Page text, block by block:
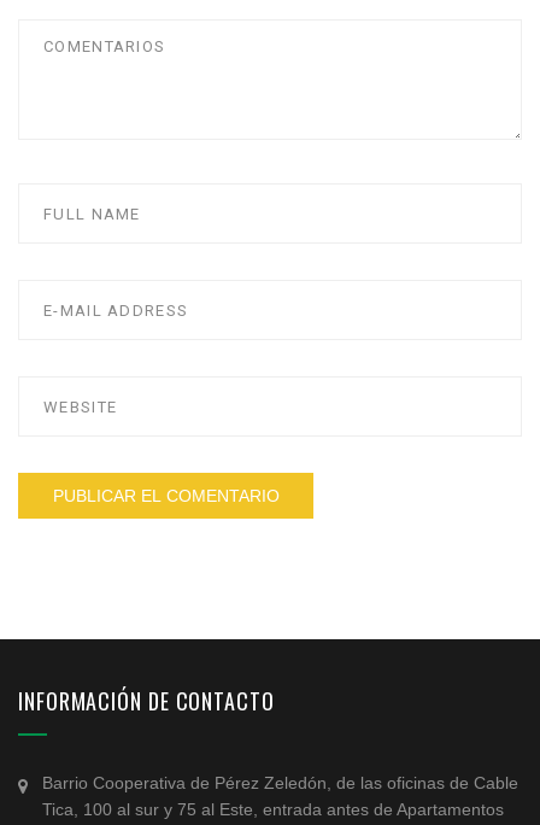
INFORMACIÓN DE CONTACTO
Barrio Cooperativa de Pérez Zeledón, de las oficinas de Cable
Tica, 100 al sur y 75 al Este, entrada antes de Apartamentos